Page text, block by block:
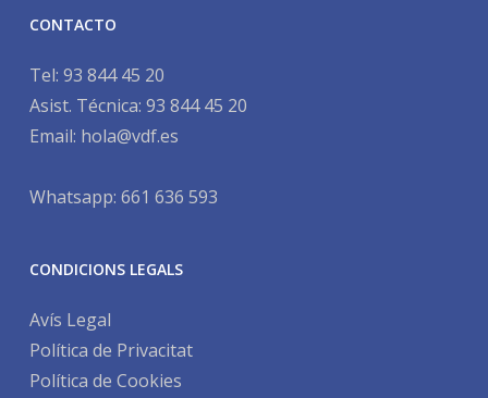
CONTACTO
Tel: 93 844 45 20
Asist. Técnica: 93 844 45 20
Email: hola@vdf.es
Whatsapp: 661 636 593
CONDICIONS LEGALS
Avís Legal
Política de Privacitat
Política de Cookies